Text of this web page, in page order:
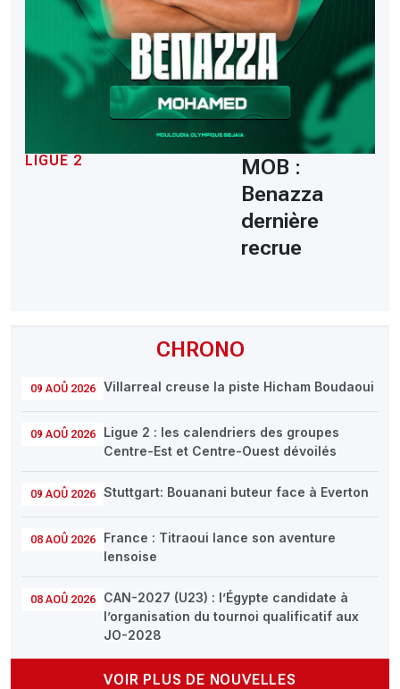
CHRONO
09 AOÛ 2026 Villarreal creuse la piste Hicham Boudaoui
09 AOÛ 2026
Ligue 2 : les calendriers des groupes
Centre-Est et Centre-Ouest dévoilés
09 AOÛ 2026 Stuttgart: Bouanani buteur face à Everton
08 AOÛ 2026
France : Titraoui lance son aventure
lensoise
08 AOÛ 2026
CAN-2027 (U23) : l’Égypte candidate à
l’organisation du tournoi qualificatif aux
JO-2028
VOIR PLUS DE NOUVELLES
LIGUE 2
MOB :
Benazza
dernière
recrue